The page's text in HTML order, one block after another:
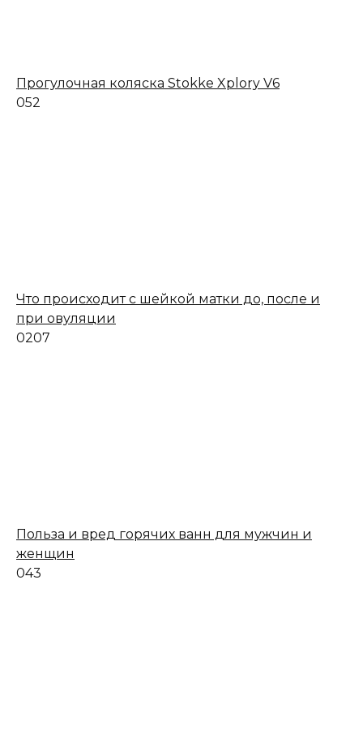
Прогулочная коляска Stokke Xplory V6
052
Что происходит с шейкой матки до, после и
при овуляции
0207
Польза и вред горячих ванн для мужчин и
женщин
043